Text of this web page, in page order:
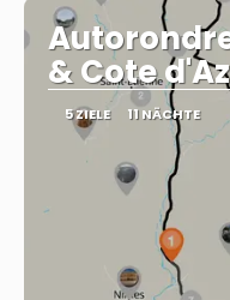
& Cote
5 ZIELE 11 NÄCHTE